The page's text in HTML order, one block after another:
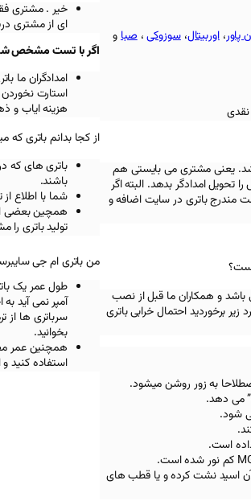
پاور،اوربیتال،سوزوکی،صباو
یعنی مشتری می بایستی هم
امدادگر بدهد. البته اگر
مندرج باتری در سایت اضافه و
خیر . مشتری
ای از مشتری
اگر با تست مشخص شد
امدادگران
استارت
هزینه ایاب و
از کجا بدانم باتری که
باتری های که
باشند.
شما با اطلاع
همچین بعضی
تولید باتری
باشد و همکاران ما قبل از نصب
برخوردید احتمال خرابی باتری
به زور روشن میشود.
می دهد.
شود.
است.
کم نور شده است.
آن اسید نشت کرده و یا قطب های
من باتری ام جی
طول عمر یک
آمپر نمی آید
سرباتری ها از
بخوانید.
استفاده کنید